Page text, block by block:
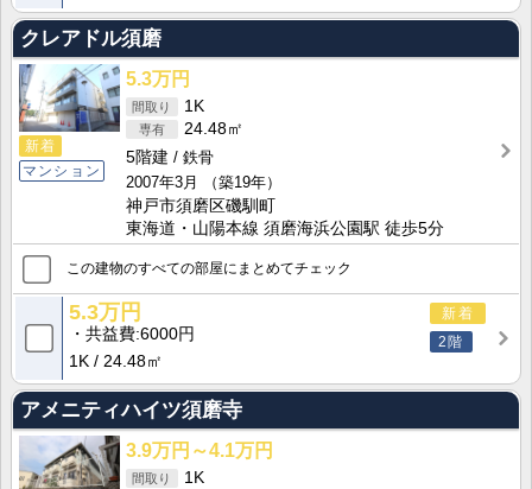
クレアドル須磨
新着
マンション
5.3万円
1K
24.48㎡
5階建
鉄骨
2007年3月
（築19年）
神戸市須磨区磯馴町
東海道・山陽本線 須磨海浜公園駅 徒歩5分
この建物のすべての部屋にまとめてチェック
新着
2階
5.3万円
共益費 6000円
1K
24.48㎡
アメニティハイツ須磨寺
3.9万円～4.1万円
1K